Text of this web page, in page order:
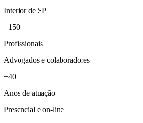
Interior de SP
+150
Profissionais
Advogados e colaboradores
+40
Anos de atuação
Presencial e on-line